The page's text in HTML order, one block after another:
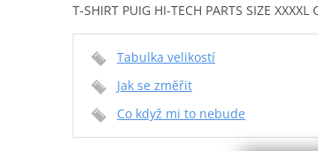
T-SHIRT PUIG HI-TECH PARTS SIZE XXXXL
Tabulka velikostí
Jak se změřit
Co když mi to nebude